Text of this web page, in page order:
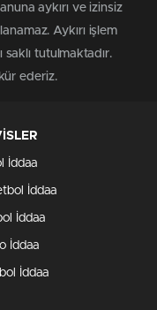
aykırı ve izinsiz
Aykırı işlem
tutulmaktadır.
ederiz.
İddaa
İddaa
İddaa
İddaa
İddaa